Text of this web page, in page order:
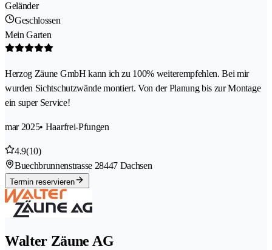
Geländer
Geschlossen
Mein Garten
Herzog Zäune GmbH kann ich zu 100% weiterempfehlen. Bei mir
wurden Sichtschutzwände montiert. Von der Planung bis zur Montage
ein super Service!
mar 2025• Haarfrei-Pfungen
4.9(10)
Buechbrunnenstrasse 28447 Dachsen
Termin reservieren
Walter Zäune AG